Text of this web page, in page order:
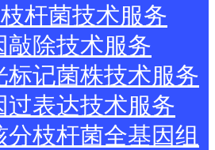
杆菌技术服务
敲除技术服务
标记菌株技术服务
过表达技术服务
分枝杆菌全基因组